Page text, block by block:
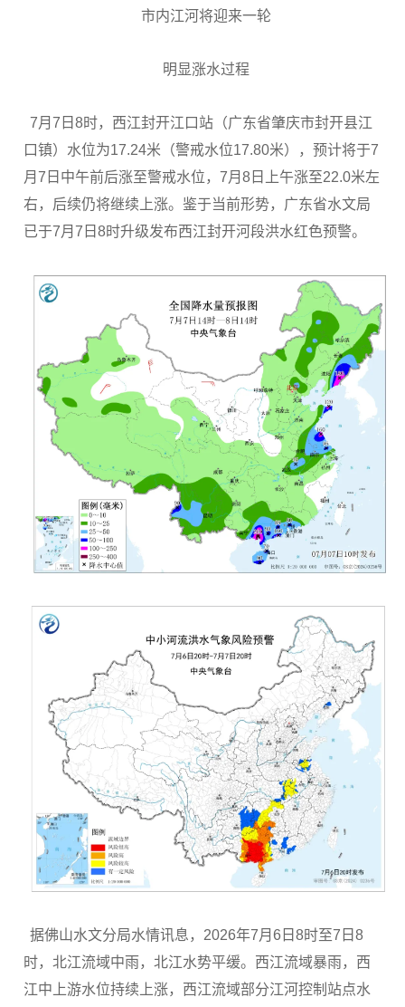
市内江河将迎来一轮
明显涨水过程
7月7日8时，西江封开江口站（广东省肇庆市封开县江
口镇）水位为17.24米（警戒水位17.80米），预计将于7
月7日中午前后涨至警戒水位，7月8日上午涨至22.0米左
右，后续仍将继续上涨。鉴于当前形势，广东省水文局
已于7月7日8时升级发布西江封开河段洪水红色预警。
据佛山水文分局水情讯息，2026年7月6日8时至7日8
时，北江流域中雨，北江水势平缓。西江流域暴雨，西
江中上游水位持续上涨，西江流域部分江河控制站点水